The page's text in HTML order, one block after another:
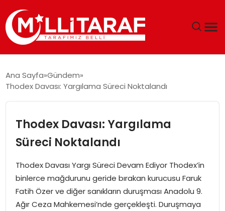
TEKNOLOJI
EKONOMI
SPOR
SIYASET
Ana Sayfa Gündem
Thodex Davası: Yargılama Süreci Noktalandı
Thodex Davası: Yargılama
Süreci Noktalandı
Thodex Davası Yargı Süreci Devam Ediyor Thodex’in
binlerce mağdurunu geride bırakan kurucusu Faruk
Fatih Özer ve diğer sanıkların duruşması Anadolu 9.
Ağır Ceza Mahkemesi’nde gerçekleşti. Duruşmaya